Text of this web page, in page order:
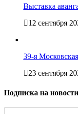
Выставка
12 сентября
39-я
23 сентября
Подписка на новости